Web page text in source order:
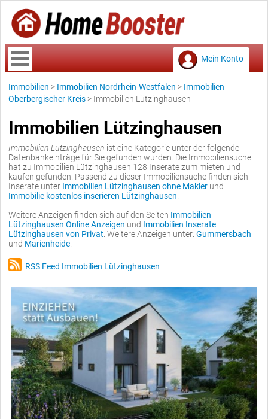
Mein Konto
Immobilien > Immobilien Nordrhein-Westfalen > Immobilien
Oberbergischer Kreis > Immobilien Lützinghausen
Immobilien Lützinghausen
Immobilien Lützinghausen ist eine Kategorie unter der folgende
Datenbankeinträge für Sie gefunden wurden. Die Immobiliensuche
hat zu Immobilien Lützinghausen 128 Inserate zum mieten und
kaufen gefunden. Passend zu dieser Immobiliensuche finden sich
Inserate unter Immobilien Lützinghausen ohne Makler und
Immobilie kostenlos inserieren Lützinghausen
Weitere Anzeigen finden sich auf den Seiten Immobilien
Lützinghausen Online Anzeigen und Immobilien Inserate
Lützinghausen von Privat . Weitere Anzeigen unter: Gummersbach
und Marienheide
RSS Feed Immobilien Lützinghausen